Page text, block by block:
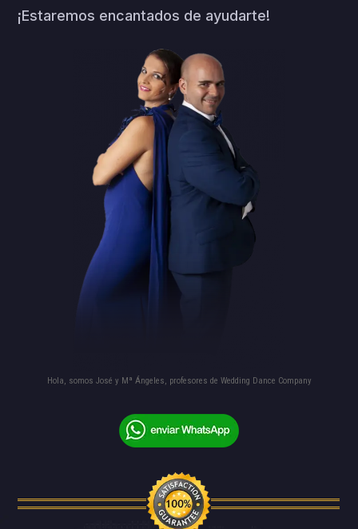
¡Estaremos encantados de ayudarte!
Hola, somos José y Mª Ángeles, profesores de Wedding Dance Company